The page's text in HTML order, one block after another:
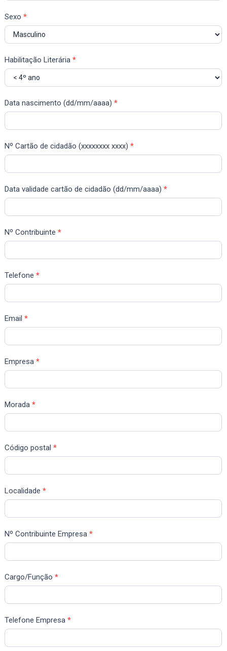
Sexo*
Habilitação Literária*
Data nascimento (dd/mm/aaaa)*
Nº Cartão de cidadão (xxxxxxxx xxxx)*
Data validade cartão de cidadão (dd/mm/aaaa)*
Nº Contribuinte*
Telefone*
Email*
Empresa*
Morada*
Código postal*
Localidade*
Nº Contribuinte Empresa*
Cargo/Função*
Telefone Empresa*